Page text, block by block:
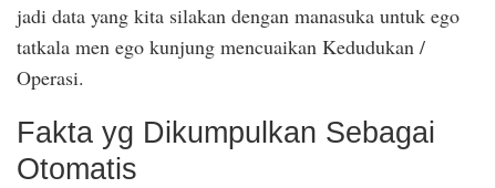
jadi data yang kita silakan dengan manasuka untuk ego
tatkala men ego kunjung mencuaikan Kedudukan /
Operasi.
Fakta yg Dikumpulkan Sebagai
Otomatis